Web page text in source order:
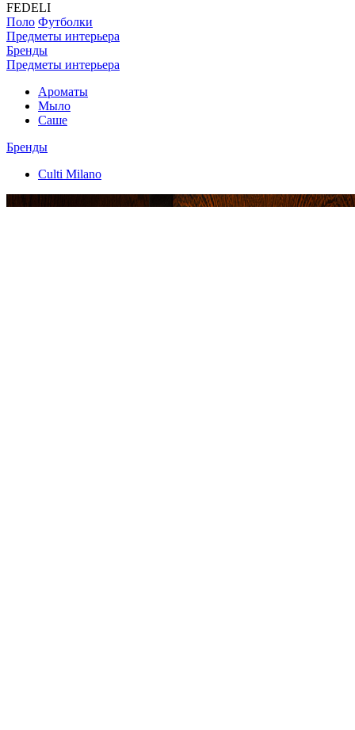
FEDELI
Поло Футболки
Предметы интерьера
Бренды
Предметы интерьера
Ароматы
Мыло
Саше
Бренды
Culti Milano